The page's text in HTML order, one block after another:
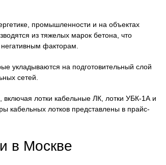
промышленности и на объектах
из тяжелых марок бетона, что
факторам.
укладываются на подготовительный слой
сетей.
включая лотки кабельные ЛК, лотки УБК-1А и
кабельных лотков представлены в прайс-
в Москве